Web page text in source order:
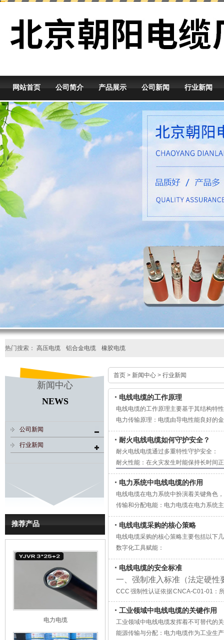
网站首页 公司简介 产品展示 公司新闻 行业新闻
热门搜索： 高压电缆 铝合金电缆 橡胶电缆
新闻中心
NEWS
公司新闻
行业新闻
推荐产品
电力电缆
首页 > 新闻中心 > 行业新闻
电线电缆的工作原理
电线电缆的工作原理主要基于其结构特
电力传输原理：电缆由导电性能良好的
输到另一处。对于交流电，电缆通过电
信号传输原理：电缆中的导线传输电信
扰，确保信号完整传输。
耐火电线电缆如何守护安全？
耐火电线电缆通过多重特性守护安全：
耐火性能：在火灾发生时能保持长时间
电力系统中电线电缆的作用
电线电缆在电力系统中扮演着关键角色
传输和分配电能：电力电缆在电力系统
供电及过江海水下输电线。
保护功能：电缆的保护层可防止外界杂
电线电缆采购的核心策略
电线电缆采购的核心策略主要包括以下
数字化工具赋能：
智能报价引擎：利用AI算法和行业数据
动态成本模型：实时跟踪原材料价格波
数据可视化分析：通过历史数据、价格
全链透明交易：
在线竞价采购：通过数字化招采模式降
电子合同担保支付：采用智能合约模式
全国高效仓网：整合300个实体仓库资
电线电缆的安全标准
一、强制准入标准（法定硬性
CCC 强制性认证依据 CNCA-C01-01：
识、执行标准、电压、规格、厂名。无
导体国标 GB/T 3956-2008
民用线缆只能用 1 类、2 类无氧紫铜导
严格规定导体直流电阻，电阻超标会发
工业领域中电线电缆的关键作用
工业领域中电线电缆发挥着不可替代的
能源传输与分配：电力电缆作为工业生